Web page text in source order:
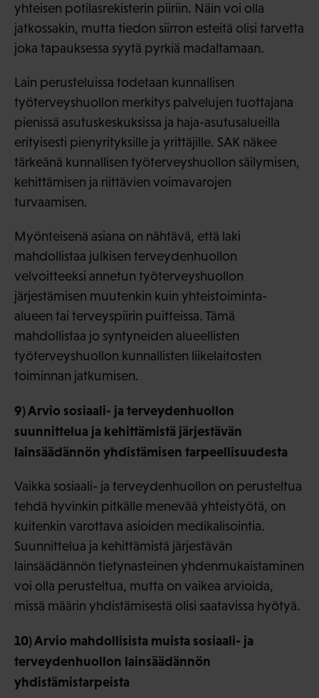
yhteisen potilasrekisterin piiriin. Näin voi olla
jatkossakin, mutta tiedon siirron esteitä olisi tarvetta
joka tapauksessa syytä pyrkiä madaltamaan.
Lain perusteluissa todetaan kunnallisen
työterveyshuollon merkitys palvelujen tuottajana
pienissä asutuskeskuksissa ja haja-asutusalueilla
erityisesti pienyrityksille ja yrittäjille. SAK näkee
tärkeänä kunnallisen työterveyshuollon säilymisen,
kehittämisen ja riittävien voimavarojen
turvaamisen.
Myönteisenä asiana on nähtävä, että laki
mahdollistaa julkisen terveydenhuollon
velvoitteeksi annetun työterveyshuollon
järjestämisen muutenkin kuin yhteistoiminta-
alueen tai terveyspiirin puitteissa. Tämä
mahdollistaa jo syntyneiden alueellisten
työterveyshuollon kunnallisten liikelaitosten
toiminnan jatkumisen.
9) Arvio sosiaali- ja terveydenhuollon
suunnittelua ja kehittämistä järjestävän
lainsäädännön yhdistämisen tarpeellisuudesta
Vaikka sosiaali- ja terveydenhuollon on perusteltua
tehdä hyvinkin pitkälle menevää yhteistyötä, on
kuitenkin varottava asioiden medikalisointia.
Suunnittelua ja kehittämistä järjestävän
lainsäädännön tietynasteinen yhdenmukaistaminen
voi olla perusteltua, mutta on vaikea arvioida,
missä määrin yhdistämisestä olisi saatavissa hyötyä.
10) Arvio mahdollisista muista sosiaali- ja
terveydenhuollon lainsäädännön
yhdistämistarpeista